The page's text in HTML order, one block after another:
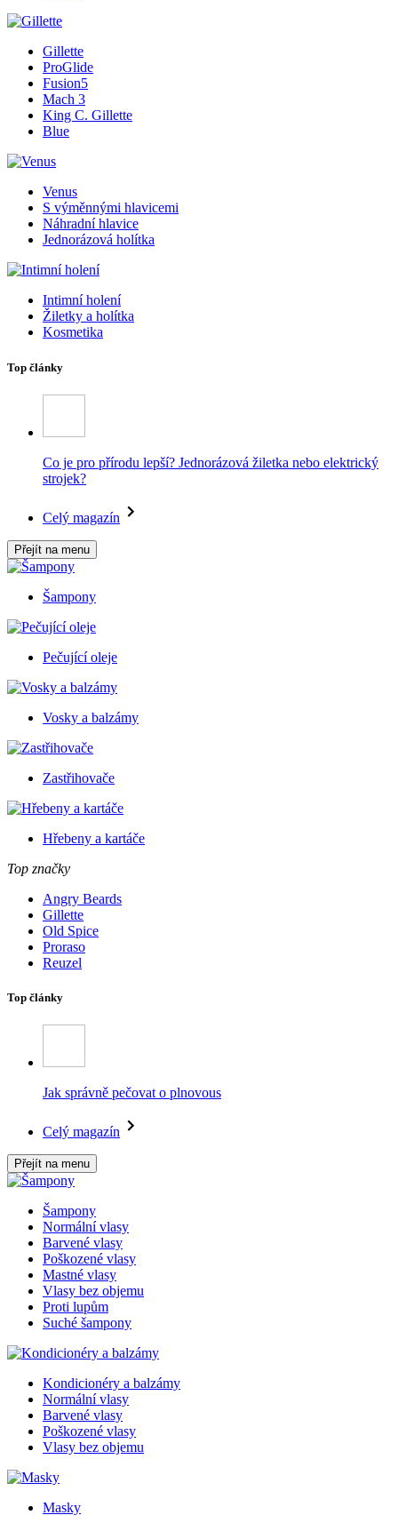
Gillette
ProGlide
Fusion5
Mach 3
King C. Gillette
Blue
Venus
S výměnnými hlavicemi
Náhradní hlavice
Jednorázová holítka
Intimní holení
Žiletky a holítka
Kosmetika
Top články
Co je pro přírodu lepší? Jednorázová žiletka nebo elektrický
strojek?
Celý magazín
Přejít na menu
Šampony
Pečující oleje
Vosky a balzámy
Zastřihovače
Hřebeny a kartáče
Top značky
Angry Beards
Gillette
Old Spice
Proraso
Reuzel
Top články
Jak správně pečovat o plnovous
Celý magazín
Přejít na menu
Šampony
Normální vlasy
Barvené vlasy
Poškozené vlasy
Mastné vlasy
Vlasy bez objemu
Proti lupům
Suché šampony
Kondicionéry a balzámy
Normální vlasy
Barvené vlasy
Poškozené vlasy
Vlasy bez objemu
Masky